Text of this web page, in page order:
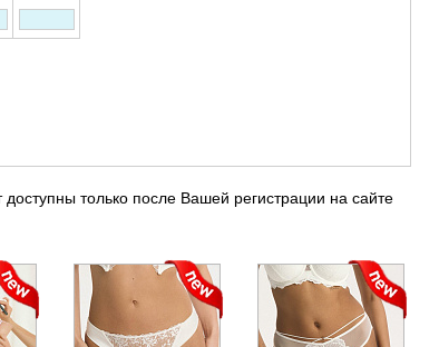
доступны только после Вашей регистрации на сайте